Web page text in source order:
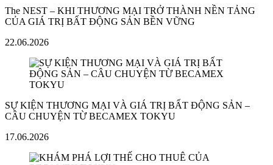
The NEST – KHI THƯƠNG MẠI TRỞ THÀNH NỀN TẢNG
CỦA GIÁ TRỊ BẤT ĐỘNG SẢN BỀN VỮNG
22.06.2026
SỰ KIỆN THƯƠNG MẠI VÀ GIÁ TRỊ BẤT ĐỘNG SẢN –
CÂU CHUYỆN TỪ BECAMEX TOKYU
17.06.2026